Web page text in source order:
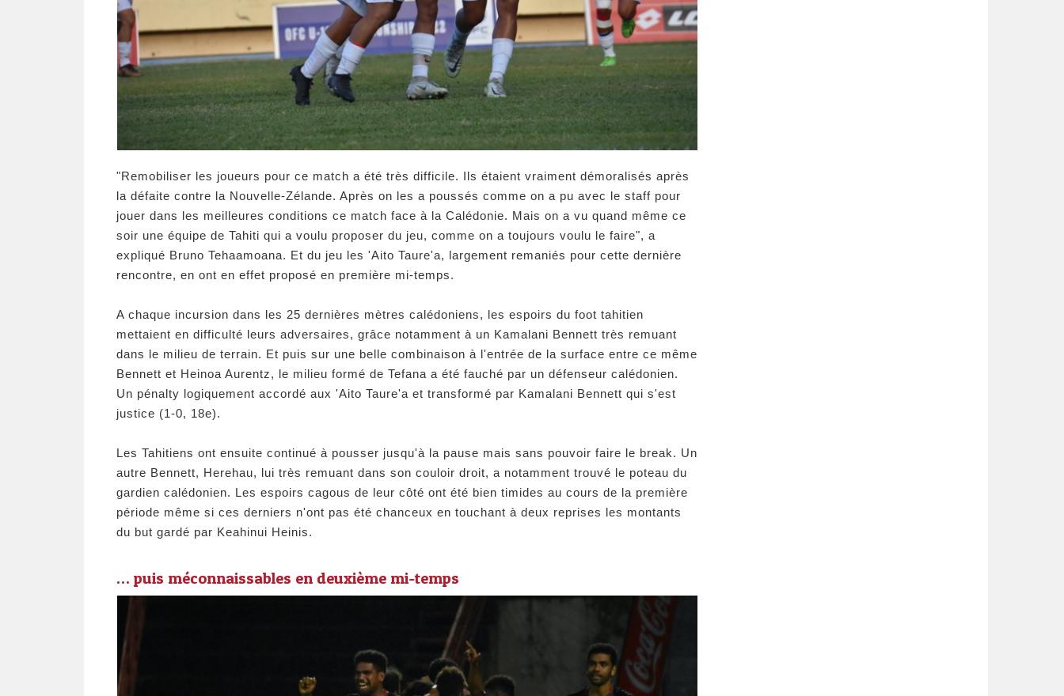
"Remobiliser les joueurs pour ce match a été très difficile. Ils étaient vraiment démoralisés après
la défaite contre la Nouvelle-Zélande. Après on les a poussés comme on a pu avec le staff pour
jouer dans les meilleures conditions ce match face à la Calédonie. Mais on a vu quand même ce
soir une équipe de Tahiti qui a voulu proposer du jeu, comme on a toujours voulu le faire", a
expliqué Bruno Tehaamoana. Et du jeu les 'Aito Taure'a, largement remaniés pour cette dernière
rencontre, en ont en effet proposé en première mi-temps.
A chaque incursion dans les 25 dernières mètres calédoniens, les espoirs du foot tahitien
mettaient en difficulté leurs adversaires, grâce notamment à un Kamalani Bennett très remuant
dans le milieu de terrain. Et puis sur une belle combinaison à l'entrée de la surface entre ce même
Bennett et Heinoa Aurentz, le milieu formé de Tefana a été fauché par un défenseur calédonien.
Un pénalty logiquement accordé aux 'Aito Taure'a et transformé par Kamalani Bennett qui s'est
justice (1-0, 18e).
Les Tahitiens ont ensuite continué à pousser jusqu'à la pause mais sans pouvoir faire le break. Un
autre Bennett, Herehau, lui très remuant dans son couloir droit, a notamment trouvé le poteau du
gardien calédonien. Les espoirs cagous de leur côté ont été bien timides au cours de la première
période même si ces derniers n'ont pas été chanceux en touchant à deux reprises les montants
du but gardé par Keahinui Heinis.
… puis méconnaissables en deuxième mi-temps